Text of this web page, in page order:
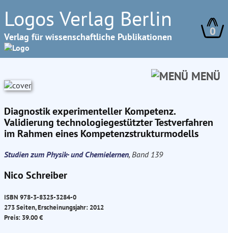
Logos Verlag Berlin
Verlag für wissenschaftliche Publikationen 0
MENÜ
Diagnostik experimenteller Kompetenz.
Validierung technologiegestützter Testverfahren
im Rahmen eines Kompetenzstrukturmodells
Studien zum Physik- und Chemielernen, Band 139
Nico Schreiber
ISBN 978-3-8325-3284-0
273 Seiten, Erscheinungsjahr: 2012
Preis: 39.00 €